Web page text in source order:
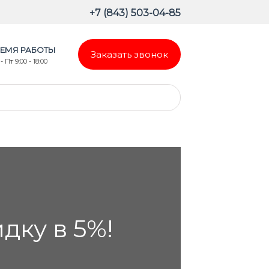
+7 (843) 503-04-85
РАБОТЫ
Пт 9:00 - 18:00
Заказать звонок
в 5%!